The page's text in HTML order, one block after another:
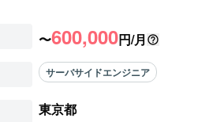
〜600,000円/月
サーバサイドエンジニア
東京都